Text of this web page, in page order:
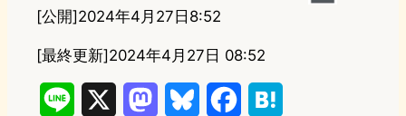
[公開]2024年4月27日8:52
[最終更新]2024年4月27日 08:52